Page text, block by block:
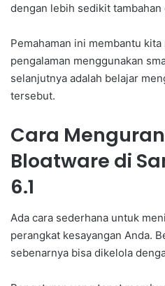
dengan lebih sedikit
Pemahaman ini membantu
pengalaman menggunakan
selanjutnya adalah belajar
tersebut.
Cara
Bloatware di
6.1
Ada cara sederhana untuk
perangkat kesayangan Anda.
sebenarnya bisa dikelola